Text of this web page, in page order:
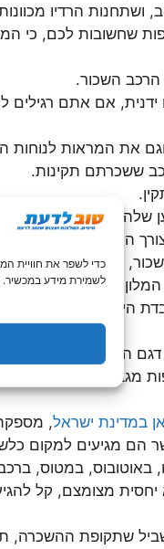
כדי לשפר את חוויית
לשמירת מידע
אם אתם רגילים
במדינת ישראל,
הם מגיעים למקום
במטוס,
מצומצם, קל
שתקופת ההשכרה,